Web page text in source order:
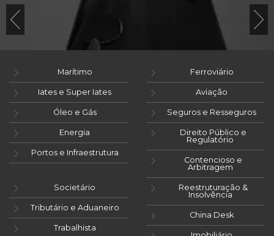
Marítimo
Iates e Super Iates
Óleo e Gás
Energia
Portos e Infraestrutura
Ferroviário
Aviação
Seguros e Resseguros
Direito Público e
Regulatório
Contencioso e
Arbitragem
Societário
Tributário e Aduaneiro
Trabalhista
Reestruturação &
Insolvência
China Desk